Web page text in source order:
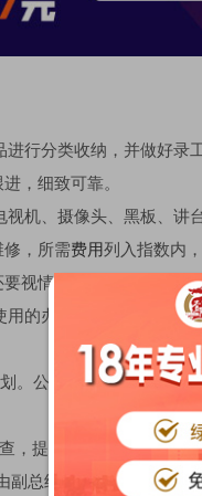
行分类收纳，并做好录
，细致可靠。
机、摄像头、黑板、讲
修，所需费用列入指数内
视情节的轻重给予教育
的办公物品应及时替换
。公司主管人员确认有
，提出投资计划，交财
总经理审批，超过4